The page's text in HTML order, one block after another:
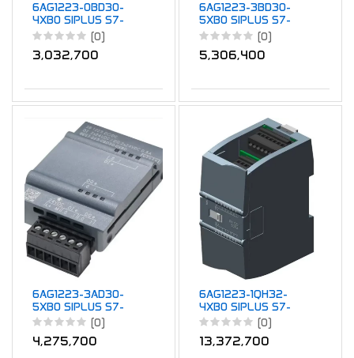
6AG1223-0BD30-
4XB0 SIPLUS S7-
1200 SB 1223
2DI/2DQ 24VDC
(0)
3,032,700
6AG1223-3BD30-
5XB0 SIPLUS S7-
1200 SB 1223
2DI/2DQ 24VDC
(0)
5,306,400
6AG1223-3AD30-
5XB0 SIPLUS S7-
1200 SB 1223
2DI/2DQ 5VDC
(0)
4,275,700
6AG1223-1QH32-
4XB0 SIPLUS S7-
1200 SM 1223 8DI
AC/8DQ RLY
(0)
13,372,700